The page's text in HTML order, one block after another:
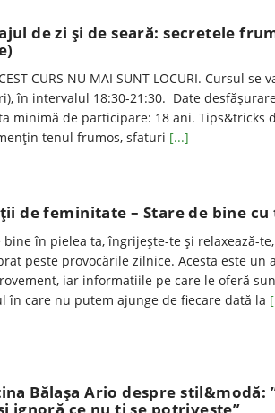
de zi și de seară: secretele
CURS NU MAI SUNT LOCURI. Cursul se
în intervalul 18:30-21:30. Date
minimă de participare: 18 ani. Tips&tricks
tenul frumos, sfaturi [...]
de feminitate – Stare de bine cu
bine în pielea ta, îngrijește-te și relaxează-
peste provocările zilnice. Acesta este un
iar informatiile pe care le oferă
în care nu putem ajunge de fiecare dată la
Bălașa Ario despre stil&modă: